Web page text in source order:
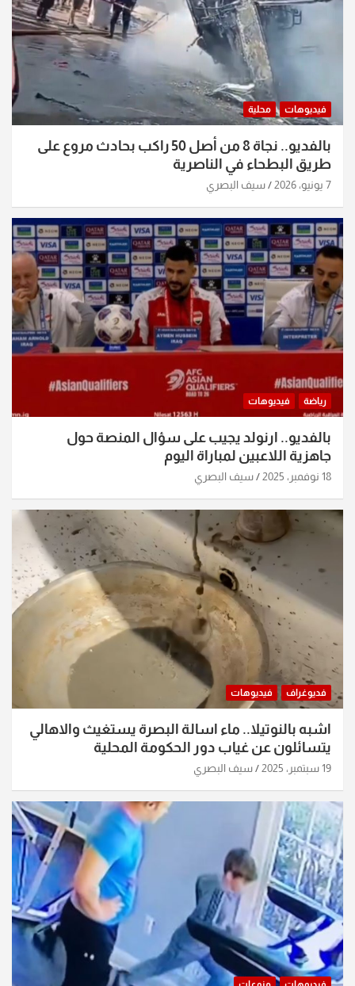
فيديوهات محلية
بالفديو.. نجاة 8 من أصل 50 راكب بحادث مروع على
طريق البطحاء في الناصرية
7 يونيو، 2026 سيف البصري
رياضة فيديوهات
بالفديو.. ارنولد يجيب على سؤال المنصة حول
جاهزية اللاعبين لمباراة اليوم
18 نوفمبر، 2025 سيف البصري
فديوغراف فيديوهات
اشبه بالنوتيلا.. ماء اسالة البصرة يستغيث والاهالي
يتسائلون عن غياب دور الحكومة المحلية
19 سبتمبر، 2025 سيف البصري